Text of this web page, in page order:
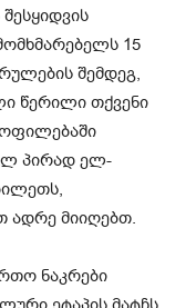
15
შემდეგ,
წერილი თქვენი
პირად ელ-
ადრე მიიღებთ.
ნაკრები